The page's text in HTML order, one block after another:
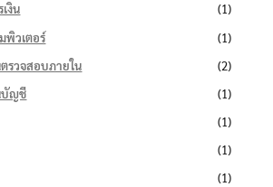
งิน
(1)
พิวเตอร์
(1)
รวจสอบภายใน
(2)
บัญชี
(1)
(1)
(1)
(1)